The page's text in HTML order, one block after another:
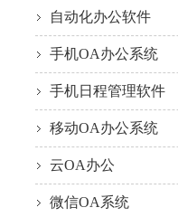
自动化办公软件
手机OA办公系统
手机日程管理软件
移动OA办公系统
云OA办公
微信OA系统